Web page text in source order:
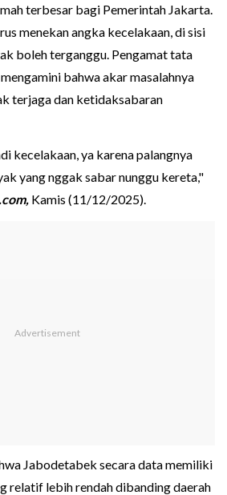
terbesar bagi Pemerintah Jakarta.
menekan angka kecelakaan, di sisi
boleh terganggu. Pengamat tata
bahwa akar masalahnya
terjaga dan ketidaksabaran
kecelakaan, ya karena palangnya
yang nggak sabar nunggu kereta,"
Kamis (11/12/2025).
Jabodetabek secara data memiliki
relatif lebih rendah dibanding daerah